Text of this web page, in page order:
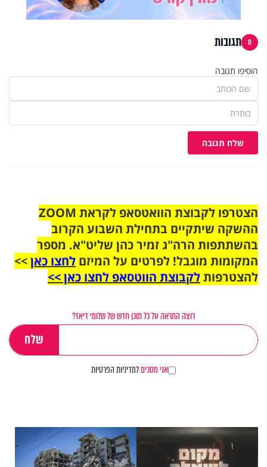
0 תגובות
הוסיפו תגובה
שלח תגובה
הצטרפו לקבוצת הוואטסאפ לקראת ZOOM
ההשקה שיתקיים בתחילת השבוע הקרוב
בהשתתפות הרה"ג זמיר כהן שליט"א. מספר
המקומות מוגבל! לפרטים על המיזם לחצו כאן>>
להצטרפותלקבוצת הווטסאפ לחצו כאן >>
רוצה התראה על כל תוכן חדש של שלומי דיאז?
אני מסכיםלמדיניות הפרטיות